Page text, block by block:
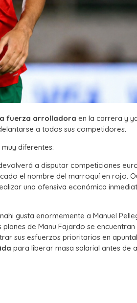
fuerza arrolladora en la carrera y
a todos sus competidores.
diferentes:
a disputar competiciones
el nombre del marroquí en rojo.
una ofensiva económica
gusta enormemente a Manuel
de Manu Fajardo se encuentran
sus esfuerzos prioritarios en
para liberar masa salarial antes de